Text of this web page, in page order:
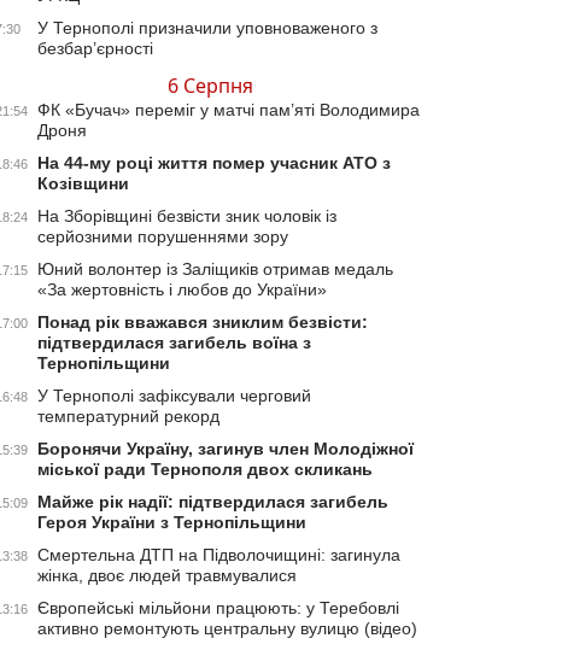
У Тернополі призначили уповноваженого з
безбар’єрності
6 Серпня
ФК «Бучач» переміг у матчі пам’яті Володимира
Дроня
На 44-му році життя помер учасник АТО з
Козівщини
На Зборівщині безвісти зник чоловік із
серйозними порушеннями зору
Юний волонтер із Заліщиків отримав медаль
«За жертовність і любов до України»
Понад рік вважався зниклим безвісти:
підтвердилася загибель воїна з
Тернопільщини
У Тернополі зафіксували черговий
температурний рекорд
Боронячи Україну, загинув член Молодіжної
міської ради Тернополя двох скликань
Майже рік надії: підтвердилася загибель
Героя України з Тернопільщини
Смертельна ДТП на Підволочищині: загинула
жінка, двоє людей травмувалися
Європейські мільйони працюють: у Теребовлі
активно ремонтують центральну вулицю (відео)